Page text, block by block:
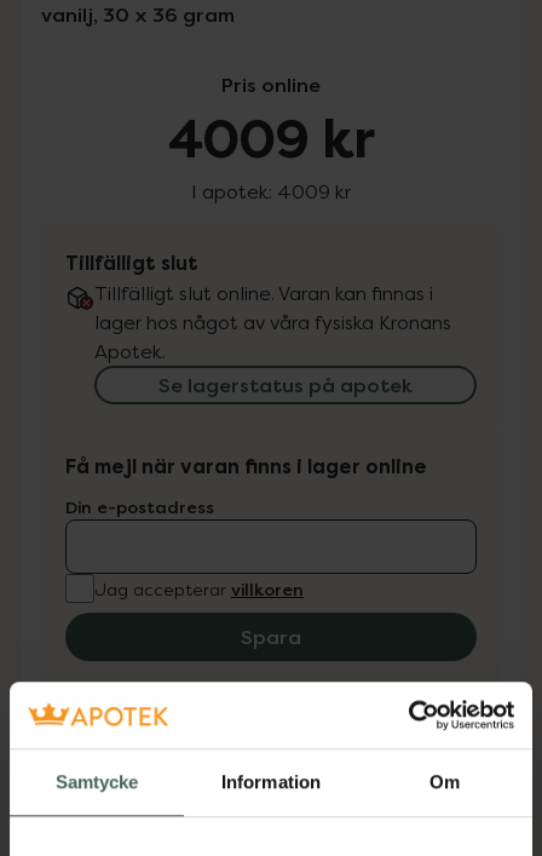
Samtycke Information Om
vanilj, 30 x 36 gram
Pris online
4009 kr
I apotek: 4009 kr
Tillfälligt slut
Tillfälligt slut online. Varan kan finnas i
lager hos något av våra fysiska Kronans
Apotek.
Se lagerstatus på apotek
Få mejl när varan finns i lager online
Din e-postadress
Jag accepterar villkoren
Spara
Fler produkter från Nutricia
Aktuella erbjudanden
Beskrivning Dölj